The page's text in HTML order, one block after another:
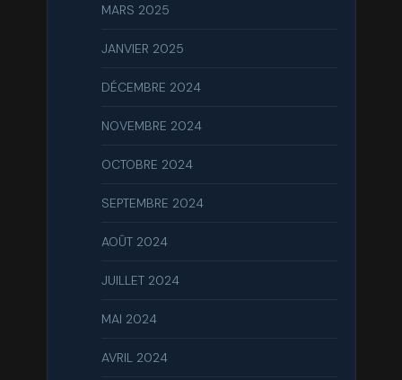
MARS 2025
JANVIER 2025
DÉCEMBRE 2024
NOVEMBRE 2024
OCTOBRE 2024
SEPTEMBRE 2024
AOÛT 2024
JUILLET 2024
MAI 2024
AVRIL 2024